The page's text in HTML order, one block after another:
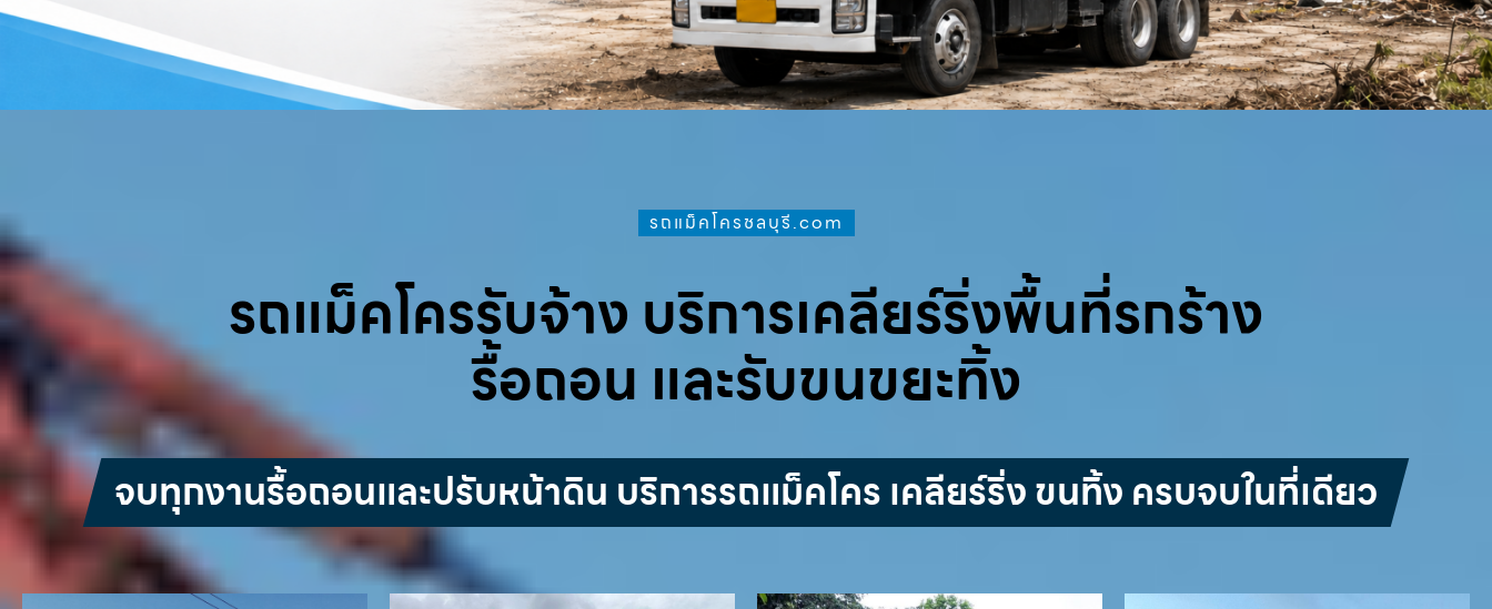
รถแม็คโครชลบุรี.com
รถแม็คโครรับจ้าง บริการเคลียร์ริ่งพื้นที่รกร้าง
รื้อถอน และรับขนขยะทิ้ง
จบทุกงานรื้อถอนและปรับหน้าดิน บริการรถแม็คโคร เคลียร์ริ่ง ขนทิ้ง ครบจบในที่เดียว